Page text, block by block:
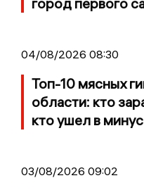
04/08/2026 08:30
Топ-10 мясных
области: кто
кто ушел в минус
03/08/2026 09:02